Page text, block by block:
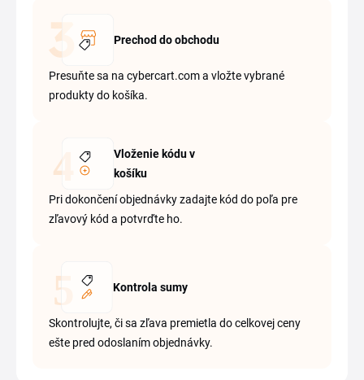
Prechod do obchodu
Presuňte sa na cybercart.com a vložte vybrané
produkty do košíka.
Vloženie kódu v
košíku
Pri dokončení objednávky zadajte kód do poľa pre
zľavový kód a potvrďte ho.
Kontrola sumy
Skontrolujte, či sa zľava premietla do celkovej ceny
ešte pred odoslaním objednávky.